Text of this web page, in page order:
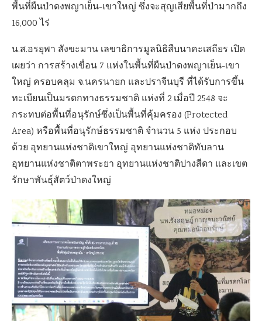
พื้นที่ผืนป่าดงพญาเย็น-เขาใหญ่ ซึ่งจะสุญเสียพื้นที่ป่ามากถึง
16,000 ไร่
น.ส.อรยุพา สังขะมาน เลขาธิการมูลนิธิสืบนาคะเสถียร เปิด
เผยว่า การสร้างเขื่อน 7 แห่งในพื้นที่ผืนป่าดงพญาเย็น-เขา
ใหญ่ ครอบคลุม จ.นครนายก และปราจีนบุรี ที่ได้รับการขึ้น
ทะเบียนเป็นมรดกทางธรรมชาติ แห่งที่ 2 เมื่อปี 2548 จะ
กระทบต่อพื้นที่อนุรักษ์ซึ่งเป็นพื้นที่คุ้มครอง (Protected
Area) หรือพื้นที่อนุรักษ์ธรรมชาติ จํานวน 5 แห่ง ประกอบ
ด้วย อุทยานแห่งชาติเขาใหญ่ อุทยานแห่งชาติทับลาน
อุทยานแห่งชาติตาพระยา อุทยานแห่งชาติปางสีดา และเขต
รักษาพันธุ์สัตว์ป่าดงใหญ่